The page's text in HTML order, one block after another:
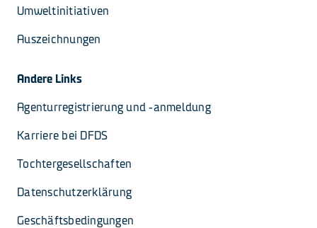
Umweltinitiativen
Auszeichnungen
Andere Links
Agenturregistrierung und -anmeldung
Karriere bei DFDS
Tochtergesellschaften
Datenschutzerklärung
Geschäftsbedingungen